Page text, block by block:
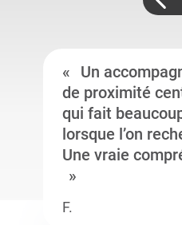
Un
de proximité
qui fait
lorsque l’on
Une vraie
F.